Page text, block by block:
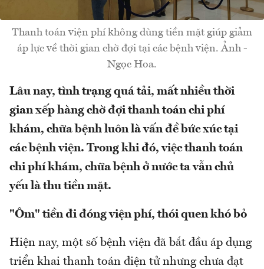
Thanh toán viện phí không dùng tiền mặt giúp giảm
áp lực về thời gian chờ đợi tại các bệnh viện. Ảnh -
Ngọc Hoa.
Lâu nay, tình trạng quá tải, mất nhiều thời
gian xếp hàng chờ đợi thanh toán chi phí
khám, chữa bệnh luôn là vấn đề bức xúc tại
các bệnh viện. Trong khi đó, việc thanh toán
chi phí khám, chữa bệnh ở nước ta vẫn chủ
yếu là thu tiền mặt.
"Ôm" tiền đi đóng viện phí, thói quen khó bỏ
Hiện nay, một số bệnh viện đã bắt đầu áp dụng
triển khai thanh toán điện tử nhưng chưa đạt